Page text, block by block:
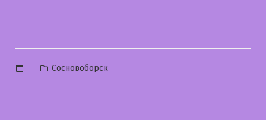
Опубликовано
Сосновоборск